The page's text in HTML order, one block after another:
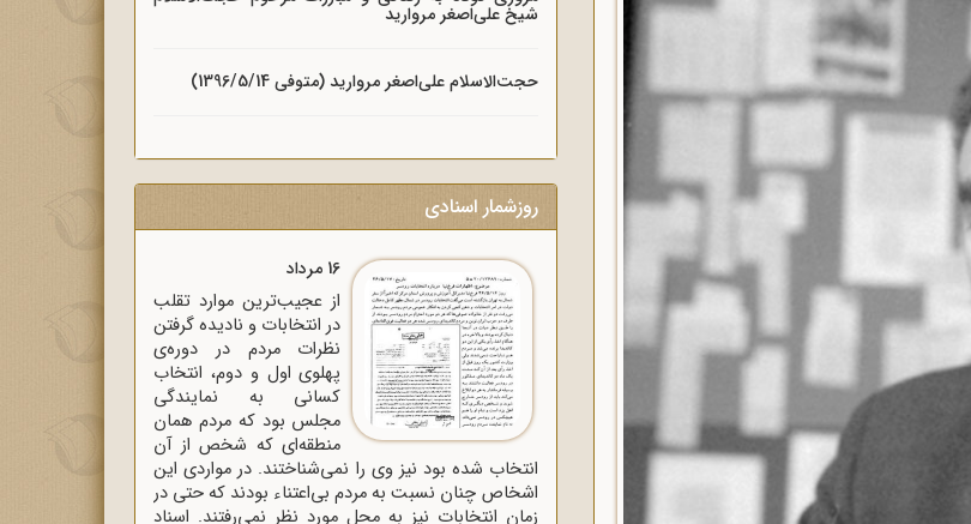
شیخ علی‌اصغر مروارید
حجت‌الاسلام علی‌اصغر مروارید (متوفی 1396/5/14)
روزشمار اسنادی
16 مرداد
از عجیب‌ترین موارد تقلب
در انتخابات و نادیده گرفتن
نظرات مردم در دوره‌ی
پهلوی اول و دوم، انتخاب
کسانی به نمایندگی
مجلس بود که مردم همان
منطقه‌ای که شخص از آن
انتخاب شده بود نیز وی را نمی‌شناختند. در مواردی این
اشخاص چنان نسبت به مردم بی‌اعتناء بودند که حتی در
زمان انتخابات نیز به محل مورد نظر نمی‌رفتند. اسناد